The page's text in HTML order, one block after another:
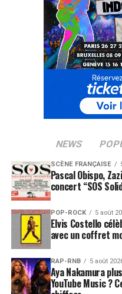
NEWS
SCÈNE FRANÇAISE
Pascal Obispo,
concert “SOS
POP-ROCK 5 août
Elvis Costello
avec un coffret
RAP-RNB 5 août
Aya Nakamura
YouTube Music ?